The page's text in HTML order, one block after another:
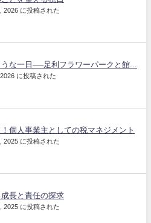
2026 に投稿された
な一日──足利フラワーパークと館...
に投稿された
個人事業主としての税マネジメント
2025 に投稿された
長と責任の探求
2025 に投稿された